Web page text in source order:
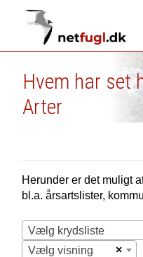
Hvem har set
Arter
Herunder er det muligt
bl.a. årsartslister,
Vælg krydsliste
×
Vælg visning